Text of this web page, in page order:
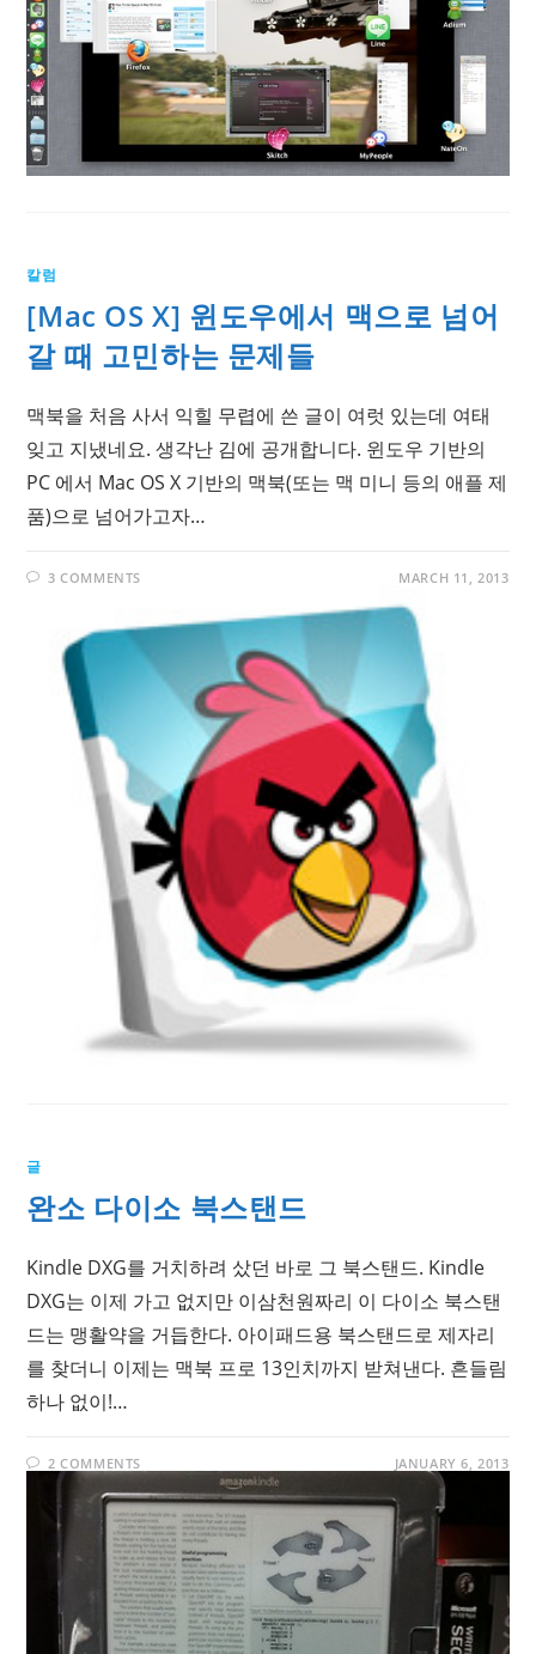
칼럼
[Mac OS X] 윈도우에서 맥으로 넘어
갈 때 고민하는 문제들
맥북을 처음 사서 익힐 무렵에 쓴 글이 여럿 있는데 여태
잊고 지냈네요. 생각난 김에 공개합니다. 윈도우 기반의
PC 에서 Mac OS X 기반의 맥북(또는 맥 미니 등의 애플 제
품)으로 넘어가고자…
3 COMMENTS MARCH 11, 2013
글
완소 다이소 북스탠드
Kindle DXG를 거치하려 샀던 바로 그 북스탠드. Kindle
DXG는 이제 가고 없지만 이삼천원짜리 이 다이소 북스탠
드는 맹활약을 거듭한다. 아이패드용 북스탠드로 제자리
를 찾더니 이제는 맥북 프로 13인치까지 받쳐낸다. 흔들림
하나 없이!…
2 COMMENTS JANUARY 6, 2013